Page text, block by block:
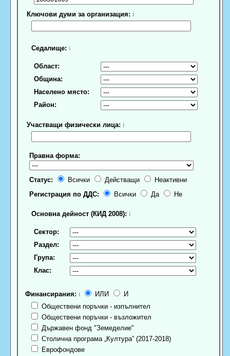
Ключови думи за организация: ℹ
Седалище: ℹ
Област:
Община:
Населено място:
Район:
Участващи физически лица: ℹ
Правна форма:
Статус: Всички Действащи
Неактивни
Регистрация по ДДС:
Всички Да Не
Основна дейност (КИД 2008): ℹ
Сектор:
Раздел:
Група:
Клас:
Финансирания: ℹ ИЛИ
И
Обществени поръчки - изпълнител
Обществени поръчки - възложител
Държавен фонд "Земеделие"
Столична програма „Култура” (2017-2018)
Еврофондове